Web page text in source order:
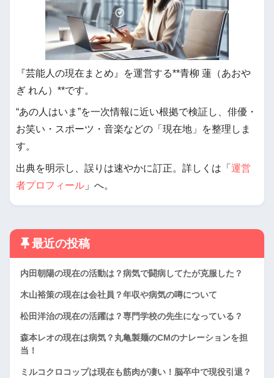
『芸能人の現在まとめ』を運営する**青柳 蓮（あおや
ぎ れん）**です。
“あの人はいま”を一次情報に近い根拠で検証し、俳優・
お笑い・スポーツ・音楽などの「現在地」を整理しま
す。
出典を明示し、誤りは速やかに訂正。詳しくは「 運営
者プロフィール 」へ。
最近の投稿
内田朝陽の現在の活動は？病気で闘病してたが克服した？
木山裕策の現在は会社員？年収や病気の噂について
松田洋治の現在の活躍は？専門学校の先生になっている？
森本レオの現在は病気？丸亀製麺のCMのナレーションを担
当！
ミルコクロコップは現在も筋肉が凄い！脳卒中で現役引退？